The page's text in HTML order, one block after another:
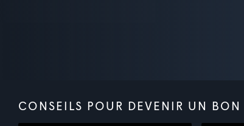
CONSEILS POUR DEVENIR UN